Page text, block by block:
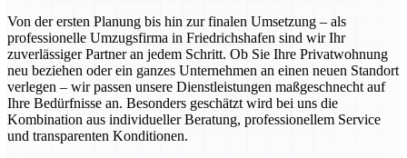
Von der ersten Planung bis hin zur finalen Umsetzung – als
professionelle Umzugsfirma in Friedrichshafen sind wir Ihr
zuverlässiger Partner an jedem Schritt. Ob Sie Ihre Privatwohnung
neu beziehen oder ein ganzes Unternehmen an einen neuen Standort
verlegen – wir passen unsere Dienstleistungen maßgeschnecht auf
Ihre Bedürfnisse an. Besonders geschätzt wird bei uns die
Kombination aus individueller Beratung, professionellem Service
und transparenten Konditionen.